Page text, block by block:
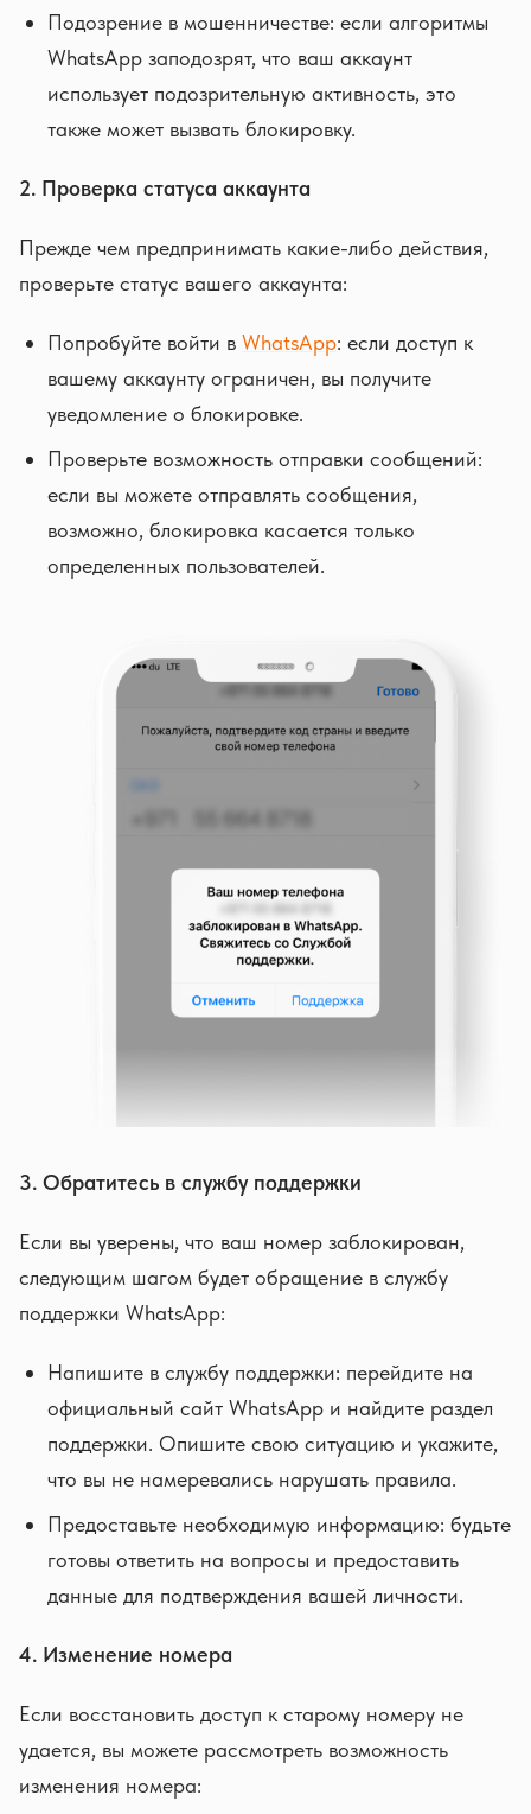
Подозрение в мошенничестве: если алгоритмы
WhatsApp заподозрят, что ваш аккаунт
использует подозрительную активность, это
также может вызвать блокировку.
2. Проверка статуса аккаунта
Прежде чем предпринимать какие-либо действия,
проверьте статус вашего аккаунта:
Попробуйте войти в WhatsApp: если доступ к
вашему аккаунту ограничен, вы получите
уведомление о блокировке.
Проверьте возможность отправки сообщений:
если вы можете отправлять сообщения,
возможно, блокировка касается только
определенных пользователей.
3. Обратитесь в службу поддержки
Если вы уверены, что ваш номер заблокирован,
следующим шагом будет обращение в службу
поддержки WhatsApp:
Напишите в службу поддержки: перейдите на
официальный сайт WhatsApp и найдите раздел
поддержки. Опишите свою ситуацию и укажите,
что вы не намеревались нарушать правила.
Предоставьте необходимую информацию: будьте
готовы ответить на вопросы и предоставить
данные для подтверждения вашей личности.
4. Изменение номера
Если восстановить доступ к старому номеру не
удается, вы можете рассмотреть возможность
изменения номера: